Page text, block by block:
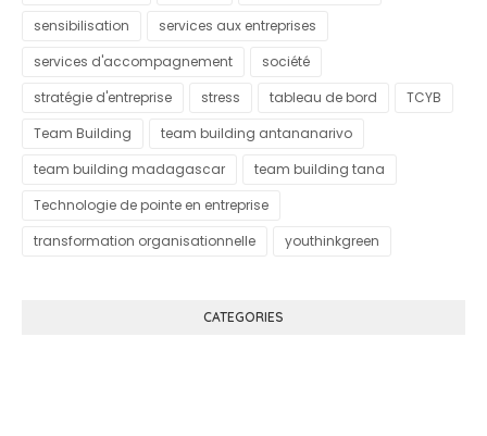
sensibilisation
services aux entreprises
services d'accompagnement
société
stratégie d'entreprise
stress tableau de bord
TCYB
Team Building
team building antananarivo
team building madagascar
team building tana
Technologie de pointe en entreprise
transformation organisationnelle
youthinkgreen
CATEGORIES